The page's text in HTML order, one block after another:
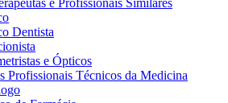
Dentista
e Ópticos
Profissionais Técnicos da Medicina